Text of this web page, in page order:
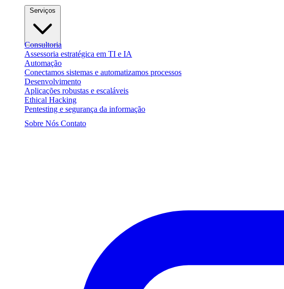
Serviços
Consultoria
Assessoria estratégica em TI e IA
Automação
Conectamos sistemas e automatizamos processos
Desenvolvimento
Aplicações robustas e escaláveis
Ethical Hacking
Pentesting e segurança da informação
Sobre Nós Contato